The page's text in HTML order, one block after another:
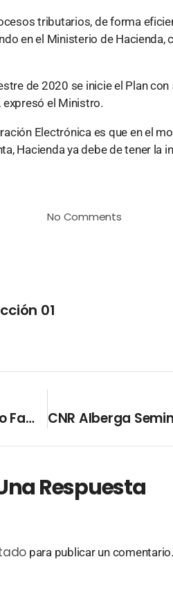
tributarios, de forma
en el Ministerio de Hacienda,
de 2020 se inicie el Plan
el Ministro.
Electrónica es que en el
Hacienda ya debe de tener la
No Comments
01
CNR Llamó A Proteger El Legado Familiar Mediante El Registro
Respuesta
para publicar un comentario.